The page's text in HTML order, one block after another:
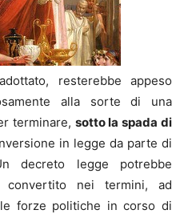
resterebbe appeso
alla sorte di una
terminare, sotto la spada di
in legge da parte di
decreto legge potrebbe
nei termini, ad
forze politiche in corso di